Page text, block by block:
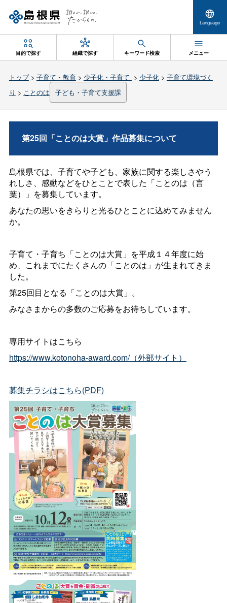
Language
目的で探す 組織で探す キーワード検索 メニュー
トップ> 子育て・教育> 少子化・子育て > 少子化> 子育て環境づく
り > ことのは 子ども・子育て支援課
第25回「ことのは大賞」作品募集について
島根県では、子育てや子ども、家族に関する楽しさやう
れしさ、感動などをひとことで表した「ことのは（言
葉）」を募集しています。
あなたの思いをきらりと光るひとことに込めてみません
か。
子育て・子育ち「ことのは大賞」を平成１４年度に始
め、これまでにたくさんの「ことのは」が生まれてきま
した。
第25回目となる「ことのは大賞」。
みなさまからの多数のご応募をお待ちしています。
専用サイトはこちら
https://www.kotonoha-award.com/（外部サイト）
募集チラシはこちら(PDF)